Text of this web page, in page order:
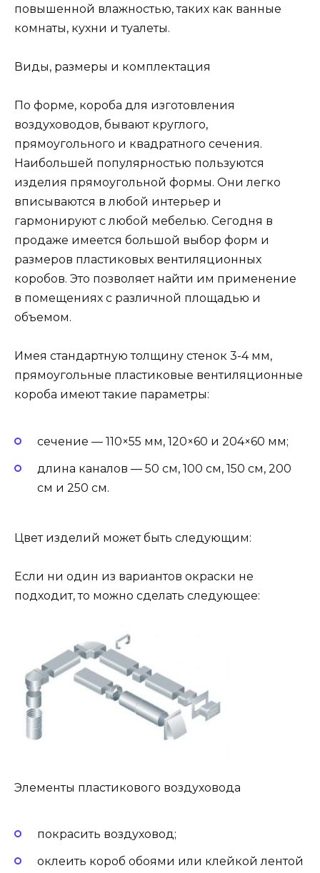
повышенной влажностью, таких как ванные
комнаты, кухни и туалеты.
Виды, размеры и комплектация
По форме, короба для изготовления
воздуховодов, бывают круглого,
прямоугольного и квадратного сечения.
Наибольшей популярностью пользуются
изделия прямоугольной формы. Они легко
вписываются в любой интерьер и
гармонируют с любой мебелью. Сегодня в
продаже имеется большой выбор форм и
размеров пластиковых вентиляционных
коробов. Это позволяет найти им применение
в помещениях с различной площадью и
объемом.
Имея стандартную толщину стенок 3-4 мм,
прямоугольные пластиковые вентиляционные
короба имеют такие параметры:
сечение — 110×55 мм, 120×60 и 204×60 мм;
длина каналов — 50 см, 100 см, 150 см, 200
см и 250 см.
Цвет изделий может быть следующим:
Если ни один из вариантов окраски не
подходит, то можно сделать следующее:
Элементы пластикового воздуховода
покрасить воздуховод;
оклеить короб обоями или клейкой лентой